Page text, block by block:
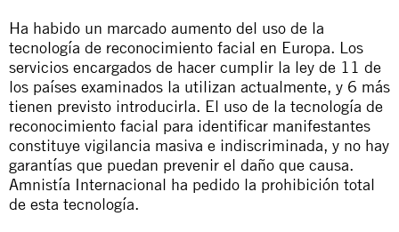
Ha habido un marcado aumento del uso de la
tecnología de reconocimiento facial en Europa. Los
servicios encargados de hacer cumplir la ley de 11 de
los países examinados la utilizan actualmente, y 6 más
tienen previsto introducirla. El uso de la tecnología de
reconocimiento facial para identificar manifestantes
constituye vigilancia masiva e indiscriminada, y no hay
garantías que puedan prevenir el daño que causa.
Amnistía Internacional ha pedido la prohibición total
de esta tecnología.